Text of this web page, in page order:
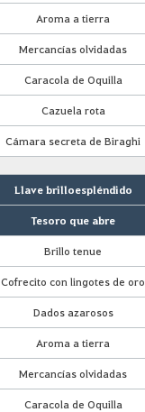
Aroma a tierra
Mercancías olvidadas
Caracola de Oquilla
Cazuela rota
Cámara secreta de Biraghi
Llave brilloespléndido
Tesoro que abre
Brillo tenue
Cofrecito con lingotes de oro
Dados azarosos
Aroma a tierra
Mercancías olvidadas
Caracola de Oquilla